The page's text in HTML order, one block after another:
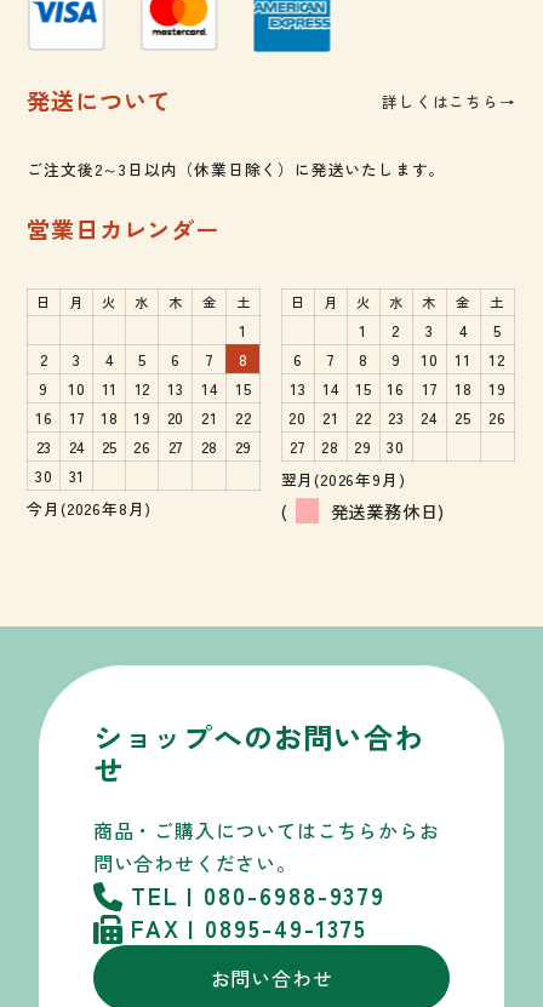
発送について 詳しくはこちら→
ご注文後2～3日以内（休業日除く）に発送いたします。
営業日カレンダー
今月(2026年8月)
日 月 火 水 木 金 土
1
2
3 4 5 6 7
8
9
10 11 12 13 14
15
16
17 18 19 20 21
22
23
24 25 26 27 28
29
30
31 翌月(2026年9月)
日 月 火 水 木 金 土
1 2 3 4
5
6
7 8 9 10 11
12
13
14 15 16 17 18
19
20
21 22 23 24 25
26
27
28 29 30
( 発送業務休日)
ショップへのお問い合わ
せ
商品・ご購入についてはこちらから お
問い合わせください。
TEL | 080-6988-9379
FAX | 0895-49-1375
お問い合わせ